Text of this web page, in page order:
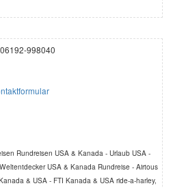
998040
Rundreisen USA & Kanada - Urlaub USA -
USA & Kanada Rundreise - Airtous
& USA - FTI Kanada & USA ride-a-harley,